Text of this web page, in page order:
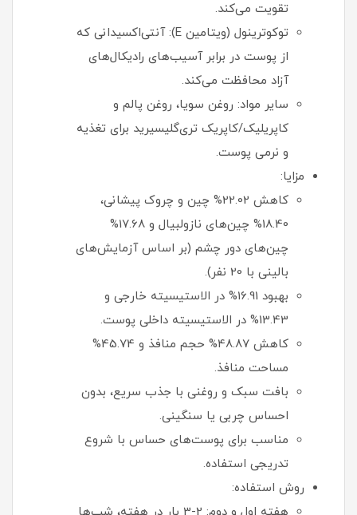
تقویت می‌کند.
توکوترینول (ویتامین E): آنتی‌اکسیدانی که
از پوست در برابر آسیب‌های رادیکال‌های
آزاد محافظت می‌کند.
سایر مواد: روغن سویا، روغن پالم و
کاپریلیک/کاپریک تری‌گلیسیرید برای تغذیه
و نرمی پوست.
مزایا:
کاهش 22.02% چین و چروک پیشانی،
18.40% چین‌های نازولبیال و 17.68%
چین‌های دور چشم (بر اساس آزمایش‌های
بالینی با 20 نفر).
بهبود 16.91% در الاستیسیته خارجی و
13.43% در الاستیسیته داخلی پوست.
کاهش 48.87% حجم منافذ و 45.74%
مساحت منافذ.
بافت سبک و روغنی با جذب سریع، بدون
احساس چربی یا سنگینی.
مناسب برای پوست‌های حساس با شروع
تدریجی استفاده.
روش استفاده: